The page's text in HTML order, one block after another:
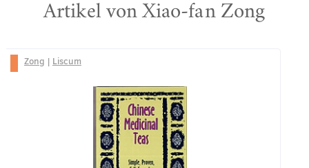
Artikel von Xiao-fan Zong
Zong | Liscum